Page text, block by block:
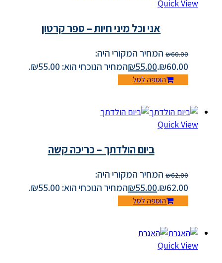
Quick View
אני וכל מיני חיות – ספר קרטון
₪60.00
המחיר המקורי היה:
₪60.00.
₪55.00 המחיר הנוכחי הוא: ₪55.00.
הוספה לסל
Quick View
ביום הולדתך – כריכה קשה
₪62.00
המחיר המקורי היה:
₪62.00.
₪55.00 המחיר הנוכחי הוא: ₪55.00.
הוספה לסל
Quick View